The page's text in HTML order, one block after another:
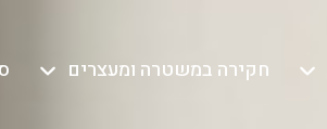
חקירה במשטרה ומעצרים